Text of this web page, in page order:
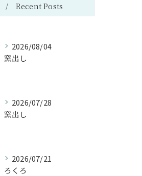
Recent Posts
2026/08/04
窯出し
2026/07/28
窯出し
2026/07/21
ろくろ